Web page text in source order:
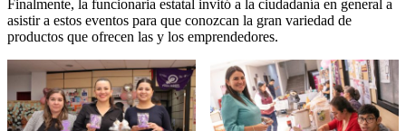
Finalmente, la funcionaria estatal invitó a la ciudadanía en general a
asistir a estos eventos para que conozcan la gran variedad de
productos que ofrecen las y los emprendedores.